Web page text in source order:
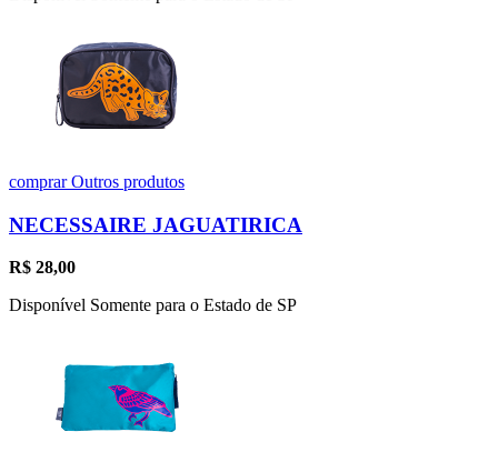
comprarOutros produtos
NECESSAIRE JAGUATIRICA
R$ 28,00
Disponível Somente para o Estado de SP